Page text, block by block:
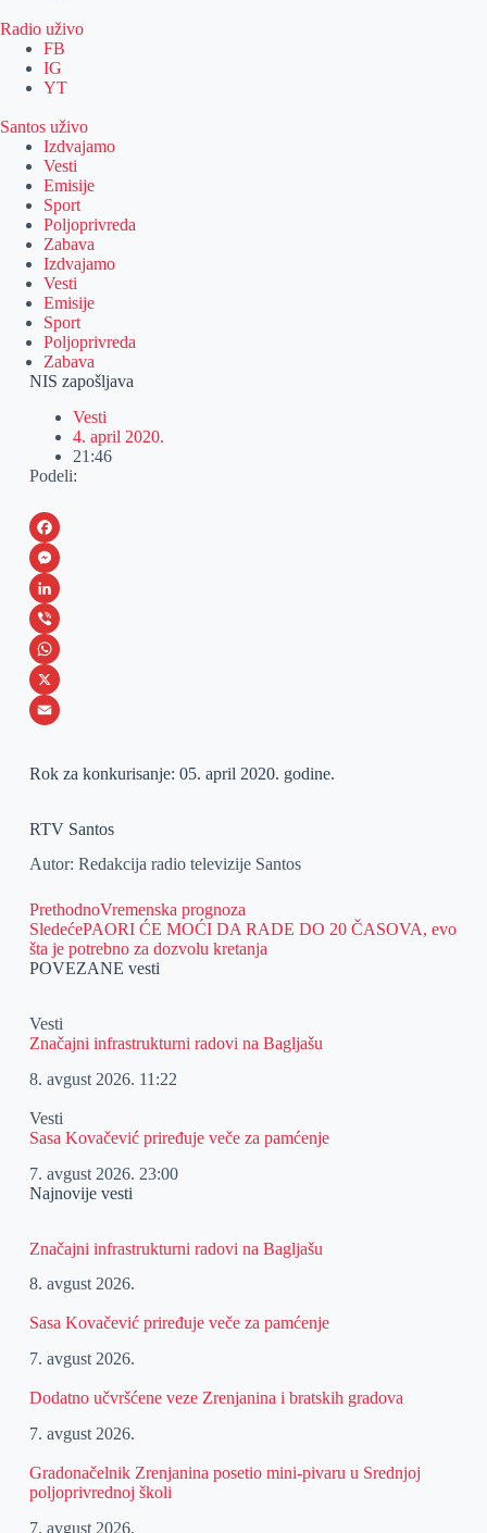
Radio uživo
FB
IG
YT
Santos uživo
Izdvajamo
Vesti
Emisije
Sport
Poljoprivreda
Zabava
Izdvajamo
Vesti
Emisije
Sport
Poljoprivreda
Zabava
NIS zapošljava
Vesti
4. april 2020.
21:46
Podeli:
F
a
c
e
b
o
k
M
e
s
s
e
g
r
L
i
n
k
d
n
V
i
b
r
W
h
t
A
p
X
m
i
l
Rok za konkurisanje: 05. april 2020. godine.
RTV Santos
Autor: Redakcija radio televizije Santos
PrethodnoVremenska prognoza
SledećePAORI ĆE MOĆI DA RADE DO 20 ČASOVA, evo
šta je potrebno za dozvolu kretanja
POVEZANE vesti
Vesti
Značajni infrastrukturni radovi na Bagljašu
8. avgust 2026. 11:22
Vesti
Sasa Kovačević priređuje veče za pamćenje
7. avgust 2026. 23:00
Najnovije vesti
Značajni infrastrukturni radovi na Bagljašu
8. avgust 2026.
Sasa Kovačević priređuje veče za pamćenje
7. avgust 2026.
Dodatno učvršćene veze Zrenjanina i bratskih gradova
7. avgust 2026.
Gradonačelnik Zrenjanina posetio mini-pivaru u Srednjoj
poljoprivrednoj školi
7. avgust 2026.